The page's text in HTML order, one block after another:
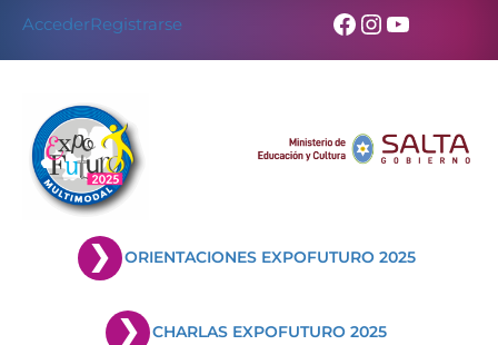
content
AccederRegistrarse Facebook
Instagram
YouTube
ORIENTACIONES EXPOFUTURO 2025
CHARLAS EXPOFUTURO 2025